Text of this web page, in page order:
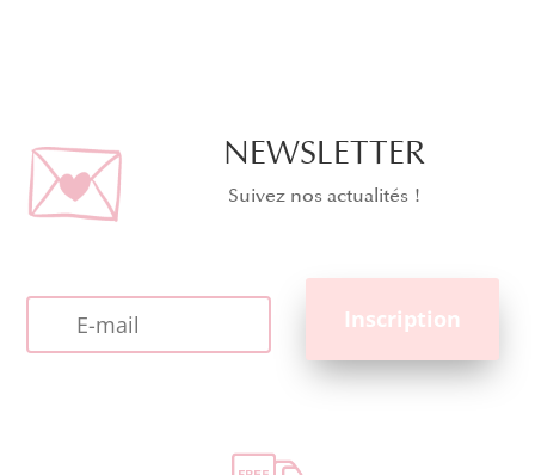
NEWSLETTER
Suivez nos actualités !